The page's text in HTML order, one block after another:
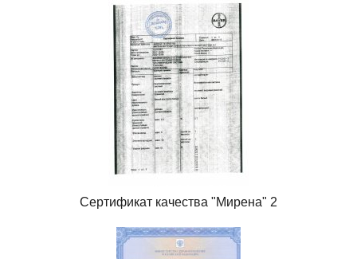
Сертификат качества "Мирена" 2